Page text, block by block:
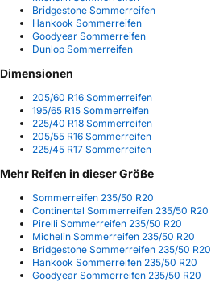
Bridgestone Sommerreifen
Hankook Sommerreifen
Goodyear Sommerreifen
Dunlop Sommerreifen
Dimensionen
205/60 R16 Sommerreifen
195/65 R15 Sommerreifen
225/40 R18 Sommerreifen
205/55 R16 Sommerreifen
225/45 R17 Sommerreifen
Mehr Reifen in dieser Größe
Sommerreifen 235/50 R20
Continental Sommerreifen 235/50 R20
Pirelli Sommerreifen 235/50 R20
Michelin Sommerreifen 235/50 R20
Bridgestone Sommerreifen 235/50 R20
Hankook Sommerreifen 235/50 R20
Goodyear Sommerreifen 235/50 R20